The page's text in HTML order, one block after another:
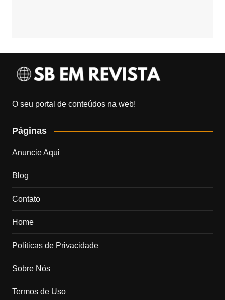
O seu portal de conteúdos na web!
Páginas
Anuncie Aqui
Blog
Contato
Home
Políticas de Privacidade
Sobre Nós
Termos de Uso